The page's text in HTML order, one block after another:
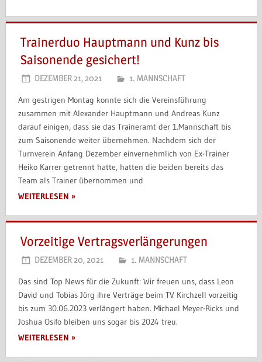
Trainerduo Hauptmann und Kunz bis
Saisonende gesichert!
DEZEMBER 21, 2021 1. MANNSCHAFT
Am gestrigen Montag konnte sich die Vereinsführung
zusammen mit Alexander Hauptmann und Andreas Kunz
darauf einigen, dass sie das Traineramt der 1.Mannschaft bis
zum Saisonende weiter übernehmen. Nachdem sich der
Turnverein Anfang Dezember einvernehmlich von Ex-Trainer
Heiko Karrer getrennt hatte, hatten die beiden bereits das
Team als Trainer übernommen und
WEITERLESEN
Vorzeitige Vertragsverlängerungen
DEZEMBER 20, 2021 1. MANNSCHAFT
Das sind Top News für die Zukunft: Wir freuen uns, dass Leon
David und Tobias Jörg ihre Verträge beim TV Kirchzell vorzeitig
bis zum 30.06.2023 verlängert haben. Michael Meyer-Ricks und
Joshua Osifo bleiben uns sogar bis 2024 treu.
WEITERLESEN